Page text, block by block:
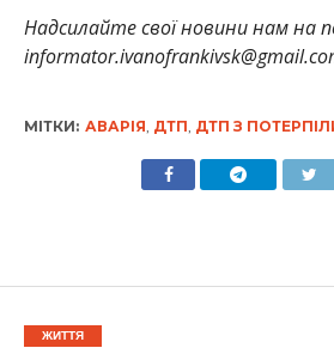
Надсилайте свої новини нам на
МІТКИ: АВАРІЯ ДТП ДТП З
ЖИТТЯ